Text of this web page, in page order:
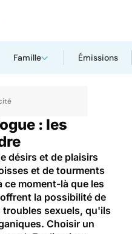
Famille Émissions
: les
désirs et de plaisirs
et de tourments
ce moment-là que les
la possibilité de
troubles sexuels, qu'ils
Choisir un